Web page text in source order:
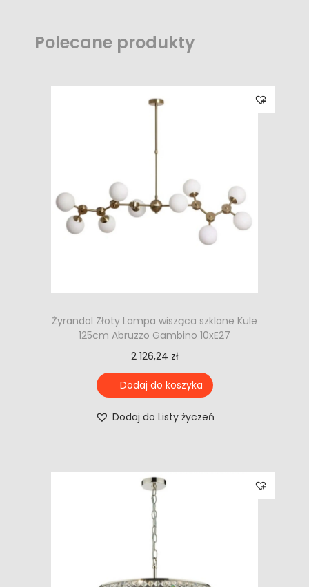
Polecane produkty
Żyrandol Złoty Lampa wisząca szklane Kule
125cm Abruzzo Gambino 10xE27
2 126,24 zł
Dodaj do koszyka
Dodaj do Listy życzeń